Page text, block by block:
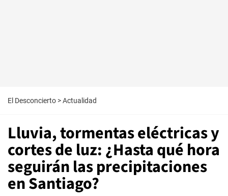
El Desconcierto >Actualidad
Lluvia, tormentas eléctricas y
cortes de luz: ¿Hasta qué hora
seguirán las precipitaciones
en Santiago?